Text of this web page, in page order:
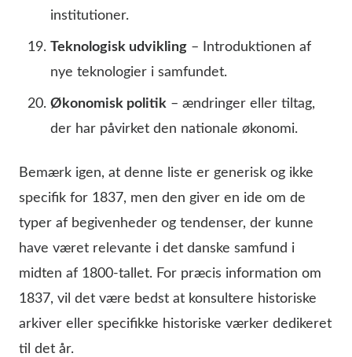
institutioner.
Teknologisk udvikling – Introduktionen af
nye teknologier i samfundet.
Økonomisk politik – ændringer eller tiltag,
der har påvirket den nationale økonomi.
Bemærk igen, at denne liste er generisk og ikke
specifik for 1837, men den giver en ide om de
typer af begivenheder og tendenser, der kunne
have været relevante i det danske samfund i
midten af 1800-tallet. For præcis information om
1837, vil det være bedst at konsultere historiske
arkiver eller specifikke historiske værker dedikeret
til det år.